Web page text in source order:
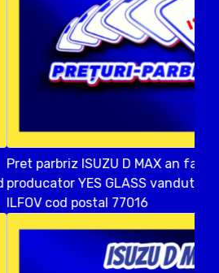
MAX an fabricatien 2016
vandut in DUMBRAVENI